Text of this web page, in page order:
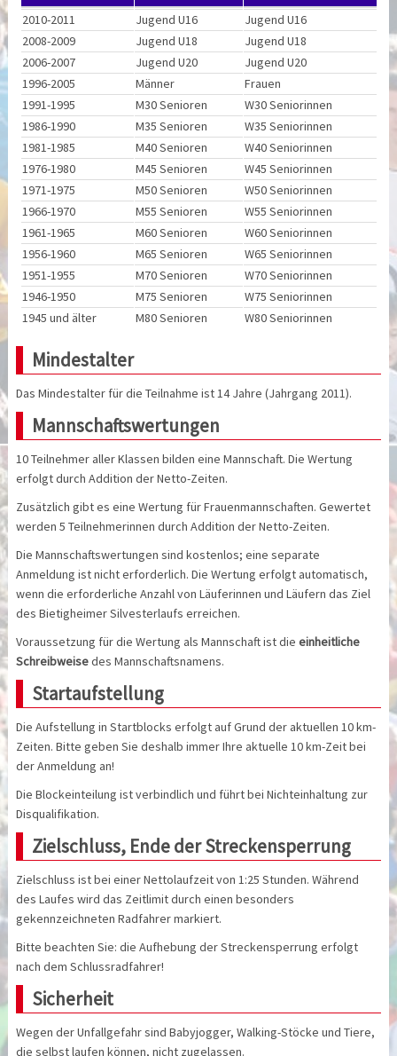
2010-2011
Jugend U16
Jugend U16
2008-2009
Jugend U18
Jugend U18
2006-2007
Jugend U20
Jugend U20
1996-2005
Männer
Frauen
1991-1995
M30 Senioren
W30 Seniorinnen
1986-1990
M35 Senioren
W35 Seniorinnen
1981-1985
M40 Senioren
W40 Seniorinnen
1976-1980
M45 Senioren
W45 Seniorinnen
1971-1975
M50 Senioren
W50 Seniorinnen
1966-1970
M55 Senioren
W55 Seniorinnen
1961-1965
M60 Senioren
W60 Seniorinnen
1956-1960
M65 Senioren
W65 Seniorinnen
1951-1955
M70 Senioren
W70 Seniorinnen
1946-1950
M75 Senioren
W75 Seniorinnen
1945 und älter
M80 Senioren W80 Seniorinnen
Mindestalter
Das Mindestalter für die Teilnahme ist 14 Jahre (Jahrgang 2011).
Mannschaftswertungen
10 Teilnehmer aller Klassen bilden eine Mannschaft. Die Wertung
erfolgt durch Addition der Netto-Zeiten.
Zusätzlich gibt es eine Wertung für Frauenmannschaften. Gewertet
werden 5 Teilnehmerinnen durch Addition der Netto-Zeiten.
Die Mannschaftswertungen sind kostenlos; eine separate
Anmeldung ist nicht erforderlich. Die Wertung erfolgt automatisch,
wenn die erforderliche Anzahl von Läuferinnen und Läufern das Ziel
des Bietigheimer Silvesterlaufs erreichen.
Voraussetzung für die Wertung als Mannschaft ist dieeinheitliche
Schreibweisedes Mannschaftsnamens.
Startaufstellung
Die Aufstellung in Startblocks erfolgt auf Grund der aktuellen 10 km-
Zeiten. Bitte geben Sie deshalb immer Ihre aktuelle 10 km-Zeit bei
der Anmeldung an!
Die Blockeinteilung ist verbindlich und führt bei Nichteinhaltung zur
Disqualifikation.
Zielschluss, Ende der Streckensperrung
Zielschluss ist bei einer Nettolaufzeit von 1:25 Stunden. Während
des Laufes wird das Zeitlimit durch einen besonders
gekennzeichneten Radfahrer markiert.
Bitte beachten Sie: die Aufhebung der Streckensperrung erfolgt
nach dem Schlussradfahrer!
Sicherheit
Wegen der Unfallgefahr sind Babyjogger, Walking-Stöcke und Tiere,
die selbst laufen können, nicht zugelassen.